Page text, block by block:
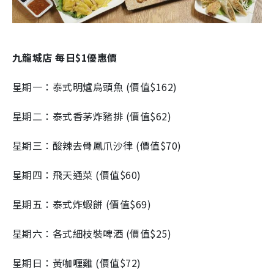
九龍城店 每日$1優惠價
星期一：泰式明爐烏頭魚 (價值$162)
星期二：泰式香茅炸豬排 (價值$62)
星期三：酸辣去骨鳳爪沙律 (價值$70)
星期四：飛天通菜 (價值$60)
星期五：泰式炸蝦餅 (價值$69)
星期六：各式細枝裝啤酒 (價值$25)
星期日：黃咖喱雞 (價值$72)